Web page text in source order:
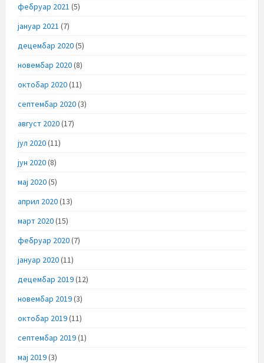
фебруар 2021 (5)
јануар 2021 (7)
децембар 2020(5)
новембар 2020(8)
октобар 2020(11)
септембар 2020(3)
август 2020(17)
јул 2020(11)
јун 2020(8)
мај 2020(5)
април 2020(13)
март 2020(15)
фебруар 2020(7)
јануар 2020(11)
децембар 2019(12)
новембар 2019(3)
октобар 2019(11)
септембар 2019(1)
мај 2019(3)